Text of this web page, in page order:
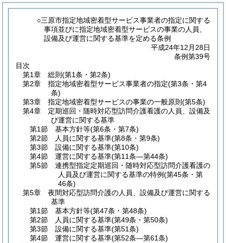
○三原市指定地域密着型サービス事業者の指定に関する
事項並びに指定地域密着型サービスの事業の人員、
設備及び運営に関する基準を定める条例
平成24年12月28日
条例第39号
目次
第1章
総則 (第1条・第2条)
第2章
指定地域密着型サービス事業者の指定(第3条・第4
条)
第3章
指定地域密着型サービスの事業の一般原則 (第5条)
第4章
定期巡回・随時対応型訪問介護看護の人員、設備及
び運営に関する基準
第1節
基本方針等(第6条・第7条)
第2節
人員に関する基準(第8条・第9条)
第3節
設備に関する基準(第10条)
第4節
運営に関する基準(第11条―第44条)
第5節
連携型指定定期巡回・随時対応型訪問介護看護の
人員及び運営に関する基準の特例(第45条・第
46条)
第5章
夜間対応型訪問介護の人員、設備及び運営に関する
基準
第1節
基本方針等(第47条・第48条)
第2節
人員に関する基準(第49条・第50条)
第3節
設備に関する基準(第51条)
第4節
運営に関する基準(第52条―第61条)